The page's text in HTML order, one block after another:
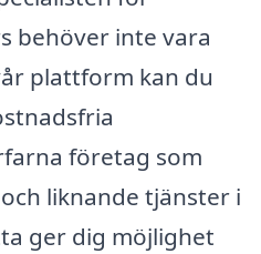
behöver inte vara
plattform kan du
företag som
liknande tjänster i
ger dig möjlighet